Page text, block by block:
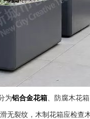
为铝合金花箱 、防腐木花
裂纹，木制花箱应检查